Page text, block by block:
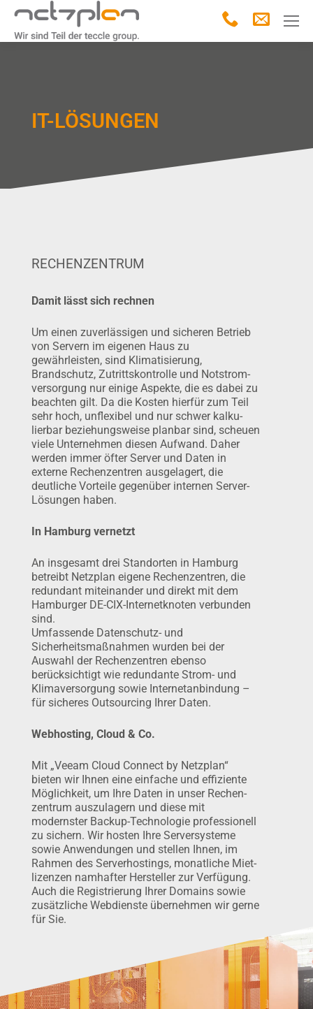
IT-LÖSUNGEN
RECHENZENTRUM
Damit lässt sich rechnen
Um einen zuverlässigen und sicheren Betrieb
von Servern im eigenen Haus zu
gewährleisten, sind Klimatisierung,
Brandschutz, Zutrittskon­trolle und Notstrom­
ver­sorgung nur einige Aspekte, die es dabei zu
beach­ten gilt. Da die Kosten hierfür zum Teil
sehr hoch, unflexibel und nur schwer kalku­
lierbar beziehungs­weise planbar sind, scheuen
viele Unter­nehmen diesen Aufwand. Daher
werden immer öfter Server und Daten in
externe Rechen­zen­tren ausgelagert, die
deutliche Vorteile gegenüber internen Server-
Lösungen haben.
In Hamburg vernetzt
An insgesamt drei Standorten in Hamburg
betreibt Netzplan eigene Rechenzentren, die
redundant miteinander und direkt mit dem
Hamburger DE-CIX-Internetknoten verbunden
sind.
Umfassende Datenschutz- und
Sicherheitsmaßnahmen wurden bei der
Auswahl der Rechenzentren ebenso
berücksichtigt wie redun­dante Strom- und
Klimaver­sor­gung sowie Internetanbindung –
für sicheres Outsourcing Ihrer Daten.
Webhosting, Cloud & Co.
Mit „Veeam Cloud Connect by Netzplan“
bieten wir Ihnen eine einfache und effiziente
Möglichkeit, um Ihre Daten in unser Rechen­
zentrum auszulagern und diese mit
modernster Backup-Technologie professionell
zu sichern. Wir hosten Ihre Server­systeme
sowie Anwen­dun­gen und stellen Ihnen, im
Rahmen des Serverhostings, monatliche Miet­
lizenzen namhafter Hersteller zur Verfügung.
Auch die Regis­trie­rung Ihrer Domains sowie
zusätzliche Webdienste über­neh­men wir gerne
für Sie.